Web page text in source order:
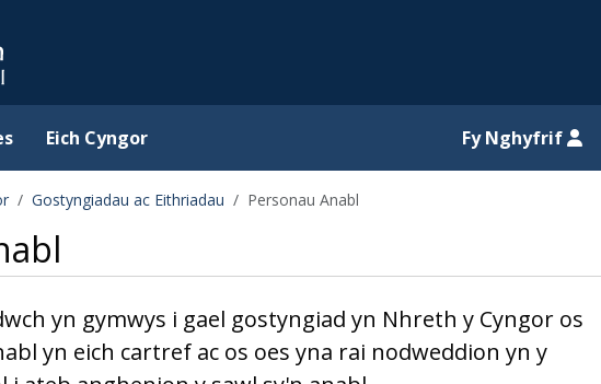
Council website
Eich Cyngor Fy Nghyfrif
Gostyngiadau ac Eithriadau Personau Anabl
yn gymwys i gael gostyngiad yn Nhreth y Cyngor os
yn eich cartref ac os oes yna rai nodweddion yn y